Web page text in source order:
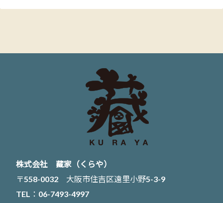
株式会社 藏家（くらや）
〒558-0032 大阪市住吉区遠里小野5-3-9
TEL：06-7493-4997